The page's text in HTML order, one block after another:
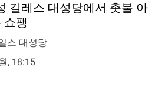
길레스 대성당에서 촛불 아
쇼팽
스 대성당
, 18:15